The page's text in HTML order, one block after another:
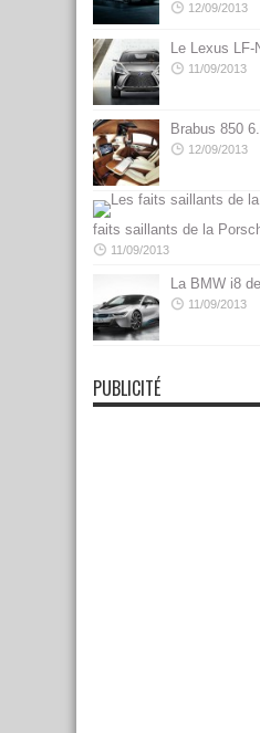
12/09/2013
Le Lexus LF-
11/09/2013
Brabus 850
12/09/2013
faits saillants de la
11/09/2013
La BMW i8
11/09/2013
PUBLICITÉ